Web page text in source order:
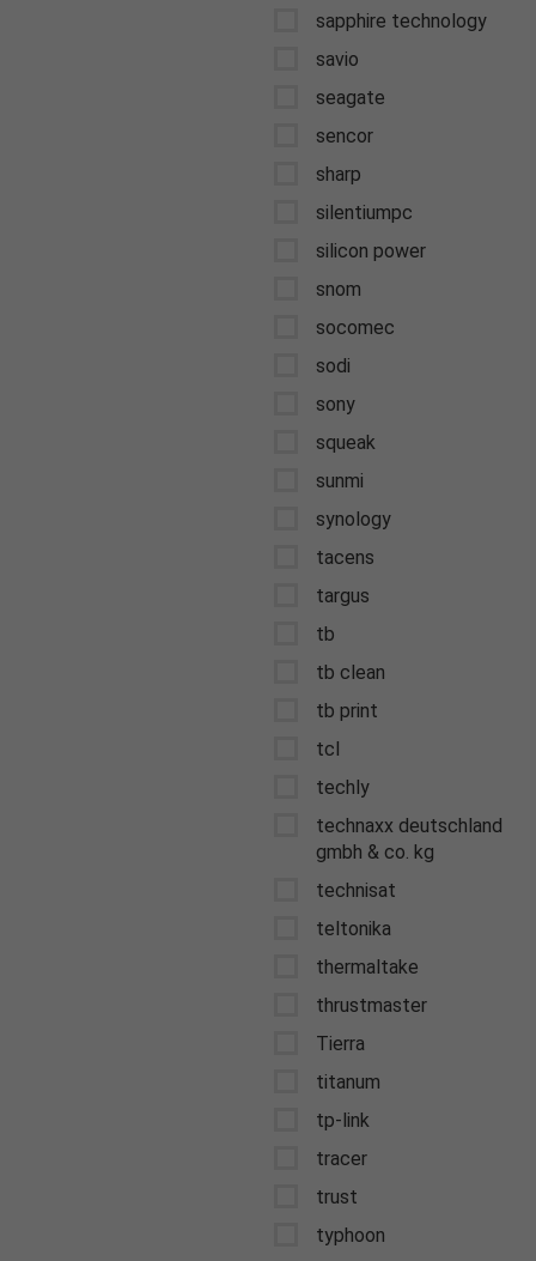
sapphire technology
savio
seagate
sencor
sharp
silentiumpc
silicon power
snom
socomec
sodi
sony
squeak
sunmi
synology
tacens
targus
tb
tb clean
tb print
tcl
techly
technaxx deutschland
gmbh & co. kg
technisat
teltonika
thermaltake
thrustmaster
Tierra
titanum
tp-link
tracer
trust
typhoon